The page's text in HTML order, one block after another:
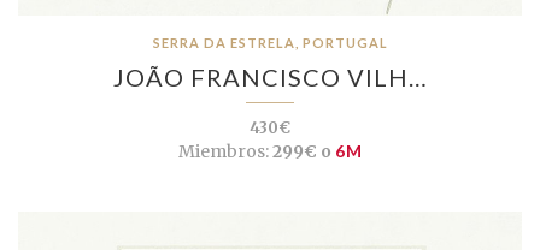
SERRA DA ESTRELA, PORTUGAL
JOÃO FRANCISCO VILH…
430€
Miembros:299€ o 6M